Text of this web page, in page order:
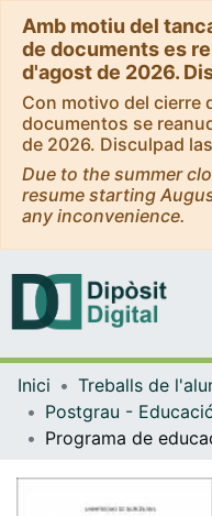
Amb motiu del
de documents es
d'agost de 2026.
Con motivo del cierre
documentos se
de 2026. Disculpad
Due to the summer
resume starting
any inconvenience.
Inici
Treballs de